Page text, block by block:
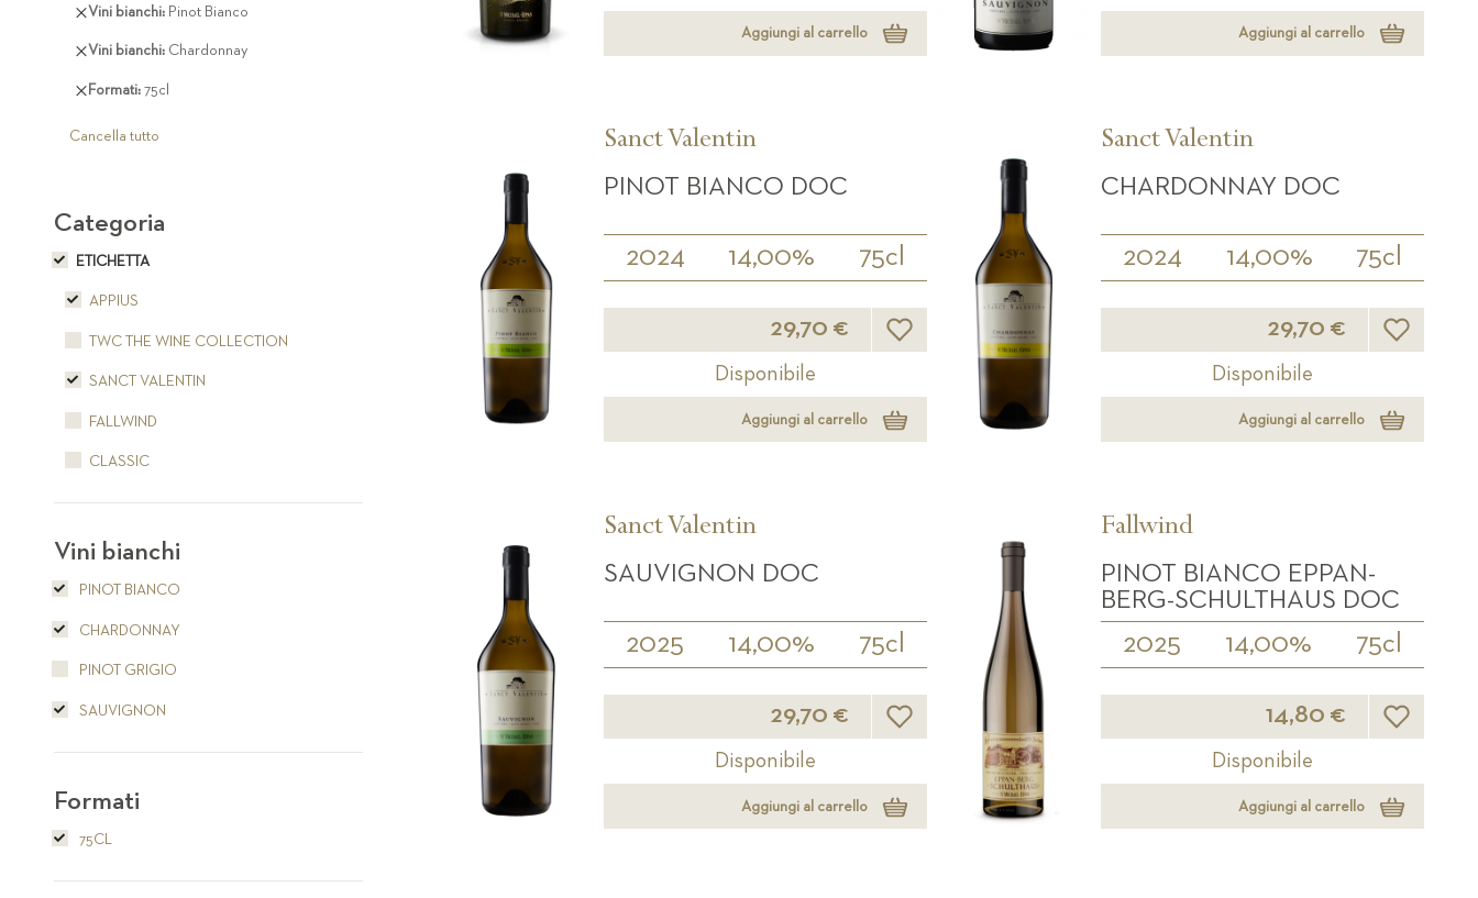
Aggiungi al carrello Aggiungi al carrello
Sanct Valentin
PINOT BIANCO DOC
2024 14,00% 75cl
29,70 € Lista desideri
Disponibile
Aggiungi al carrello
Sanct Valentin
CHARDONNAY DOC
2024 14,00% 75cl
29,70 € Lista
Disponibile
Aggiungi al carrello
Sanct Valentin
SAUVIGNON DOC
2025 14,00% 75cl
29,70 € Lista desideri
Disponibile
Aggiungi al carrello
Fallwind
PINOT BIANCO EPPAN-
BERG-SCHULTHAUS DOC
2025 14,00% 75cl
14,80 € Lista
Disponibile
Aggiungi al carrello
articolo
Vini bianchi Pinot Bianco
Rimuovi
articolo
Vini bianchi Chardonnay
Rimuovi
articolo
Formati 75cl
Rimuovi
articolo
Cancella tutto
Categoria
ETICHETTA
APPIUS
TWC THE WINE COLLECTION
SANCT VALENTIN
FALLWIND
CLASSIC
Vini bianchi
PINOT BIANCO
CHARDONNAY
PINOT GRIGIO
SAUVIGNON
Formati
75CL